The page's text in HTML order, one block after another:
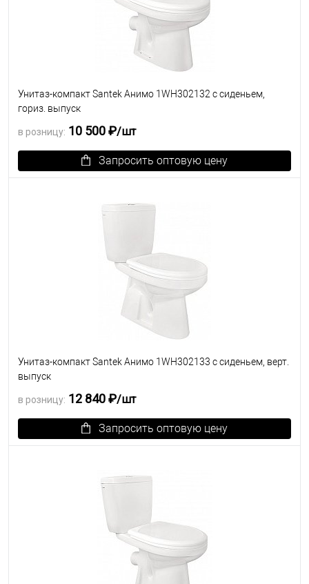
Унитаз-компакт Santek Анимо 1WH302132 с сиденьем,
гориз. выпуск
в розницу: 10 500 ₽/шт
Запросить оптовую цену
Унитаз-компакт Santek Анимо 1WH302133 с сиденьем, верт.
выпуск
в розницу: 12 840 ₽/шт
Запросить оптовую цену